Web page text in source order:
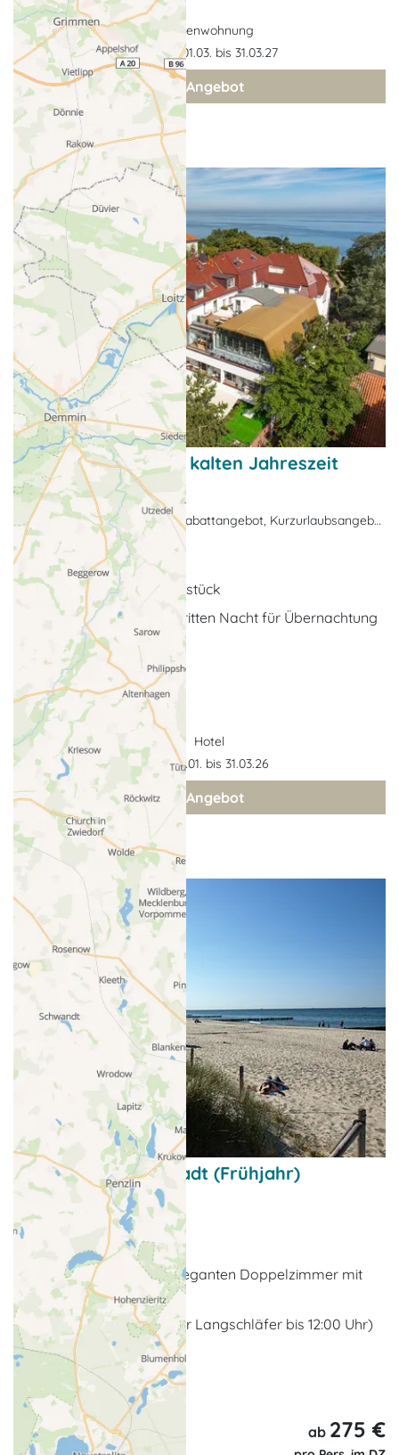
Ferienwohnung
Gültigkeit: 01.03. bis 31.03.27
zum Angebot
Der Preisknüller zur kalten Jahreszeit
(Frühjahr)
Nebensaison-Angebote, Rabattangebot, Kurzurlaubsangebot
Ostseebad Kühlungsborn
Übernachtung inkl. Frühstück
30% Nachlass ab der dritten Nacht für Übernachtung
und Frühstück
Hotel
Gültigkeit: 02.01. bis 31.03.26
zum Angebot
Mal raus aus der Stadt (Frühjahr)
Kurzurlaubsangebot
Ostseebad Kühlungsborn
2 x Übernachtung im eleganten Doppelzimmer mit
Balkon/ Terrasse
2 x Frühstücksbuffet (für Langschläfer bis 12:00 Uhr)
Welcome Drink
... weitere Leistungen
3 Tage, ab 275 €